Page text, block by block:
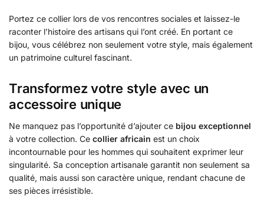
Portez ce collier lors de vos rencontres sociales et laissez-le
raconter l’histoire des artisans qui l’ont créé. En portant ce
bijou, vous célébrez non seulement votre style, mais également
un patrimoine culturel fascinant.
Transformez votre style avec un
accessoire unique
Ne manquez pas l’opportunité d’ajouter ce bijou exceptionnel
à votre collection. Ce collier africain est un choix
incontournable pour les hommes qui souhaitent exprimer leur
singularité. Sa conception artisanale garantit non seulement sa
qualité, mais aussi son caractère unique, rendant chacune de
ses pièces irrésistible.